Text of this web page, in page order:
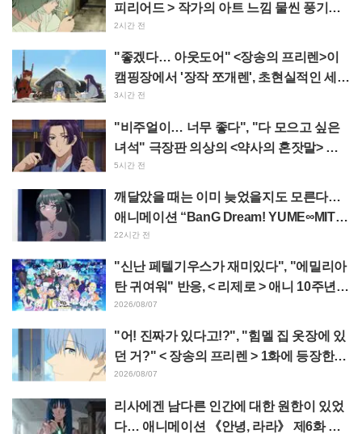
피리어드 > 작가의 아트 느낌 물씬 풍기는
< 담배 고양이 > 일러스트에 "어쩌면 예대
에 있을 법해"
2시간 전
"좋겠다… 아웃도어" <장송의 프리렌>이
캠핑장에서 '장작 쪼개렌', 초현실적인 세계
관에 "매일 알차게 보내네"
3시간 전
"비주얼이… 너무 좋다", "다 모으고 싶은
녀석" 극장판 의상의 <약사의 혼잣말> 마
오마오와 진시가 정교한 피규어로 입체화
5시간 전
깨달았을 때는 이미 늦었을지도 모른다…
애니메이션 “BanG Dream! YUME∞MITA”
제8화, 줄거리·스틸컷 공개
22시간 전
"신난 페텔기우스가 재미있다", "에밀리아
탄 귀여워" 반응, < 리제로 > 애니 10주년
기념 이벤트 비주얼 공개
2026/08/07
"어! 진짜가 있다고!?", "힘멜 집 옷장에 있
던 거?" < 장송의 프리렌 > 1화에 등장한
'암흑룡의 뿔' 공개에 팬들 경악
2026/08/07
리사에겐 남다른 인간에 대한 원한이 있었
다… 애니메이션 《안녕, 라라》 제6화 줄